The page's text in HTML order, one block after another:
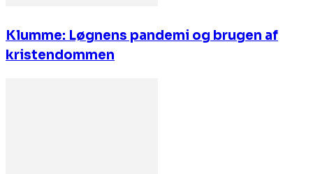
Klumme: Løgnens pandemi og brugen af
kristendommen